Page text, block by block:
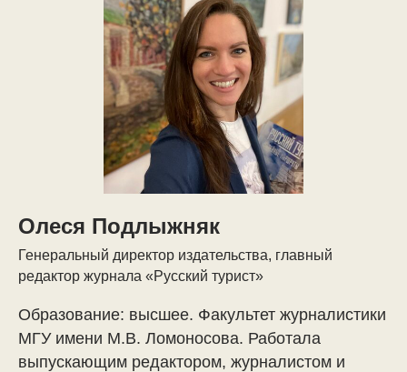
Олеся Подлыжняк
Генеральный директор издательства, главный
редактор журнала «Русский турист»
Образование: высшее. Факультет журналистики
МГУ имени М.В. Ломоносова. Работала
выпускающим редактором, журналистом и